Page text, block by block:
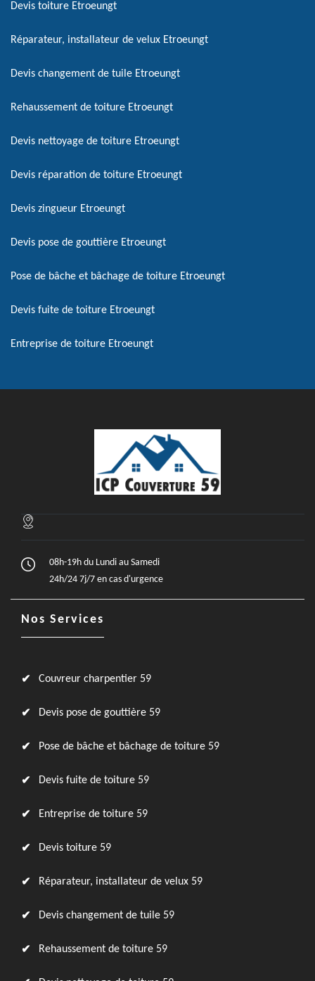
Devis toiture Etroeungt
Réparateur, installateur de velux Etroeungt
Devis changement de tuile Etroeungt
Rehaussement de toiture Etroeungt
Devis nettoyage de toiture Etroeungt
Devis réparation de toiture Etroeungt
Devis zingueur Etroeungt
Devis pose de gouttière Etroeungt
Pose de bâche et bâchage de toiture Etroeungt
Devis fuite de toiture Etroeungt
Entreprise de toiture Etroeungt
08h-19h du Lundi au Samedi
24h/24 7j/7 en cas d'urgence
Nos Services
Couvreur charpentier 59
Devis pose de gouttière 59
Pose de bâche et bâchage de toiture 59
Devis fuite de toiture 59
Entreprise de toiture 59
Devis toiture 59
Réparateur, installateur de velux 59
Devis changement de tuile 59
Rehaussement de toiture 59